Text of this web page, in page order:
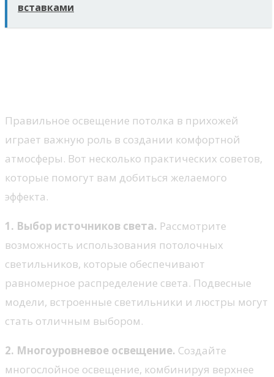
вставками
Правильное освещение потолка в прихожей
играет важную роль в создании комфортной
атмосферы. Вот несколько практических советов,
которые помогут вам добиться желаемого
эффекта.
1. Выбор источников света. Рассмотрите
возможность использования потолочных
светильников, которые обеспечивают
равномерное распределение света. Подвесные
модели, встроенные светильники и люстры могут
стать отличным выбором.
2. Многоуровневое освещение. Создайте
многослойное освещение, комбинируя верхнее